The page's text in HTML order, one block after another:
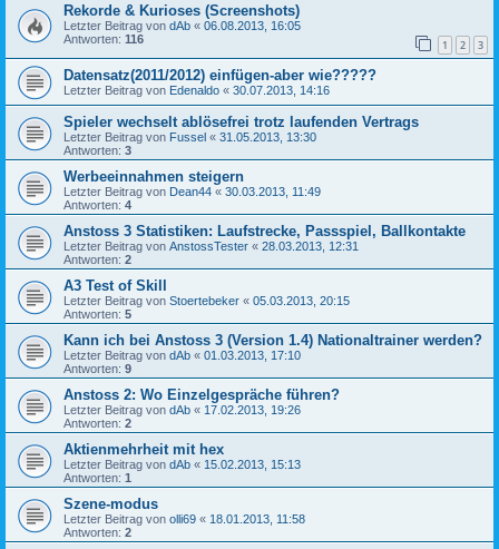
Rekorde & Kurioses (Screenshots)
Letzter Beitrag von dAb « 06.08.2013, 16:05
Antworten: 116 1 2 3
Datensatz(2011/2012) einfügen-aber wie?????
Letzter Beitrag von Edenaldo « 30.07.2013, 14:16
Spieler wechselt ablösefrei trotz laufenden Vertrags
Letzter Beitrag von Fussel « 31.05.2013, 13:30
Antworten: 3
Werbeeinnahmen steigern
Letzter Beitrag von Dean44 « 30.03.2013, 11:49
Antworten: 4
Anstoss 3 Statistiken: Laufstrecke, Passspiel, Ballkontakte
Letzter Beitrag von AnstossTester « 28.03.2013, 12:31
Antworten: 2
A3 Test of Skill
Letzter Beitrag von Stoertebeker « 05.03.2013, 20:15
Antworten: 5
Kann ich bei Anstoss 3 (Version 1.4) Nationaltrainer werden?
Letzter Beitrag von dAb « 01.03.2013, 17:10
Antworten: 9
Anstoss 2: Wo Einzelgespräche führen?
Letzter Beitrag von dAb « 17.02.2013, 19:26
Antworten: 2
Aktienmehrheit mit hex
Letzter Beitrag von dAb « 15.02.2013, 15:13
Antworten: 1
Szene-modus
Letzter Beitrag von olli69 « 18.01.2013, 11:58
Antworten: 2